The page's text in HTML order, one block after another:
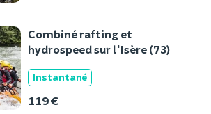
Combiné rafting et
hydrospeed sur l'Isère (73)
Instantané
119 €